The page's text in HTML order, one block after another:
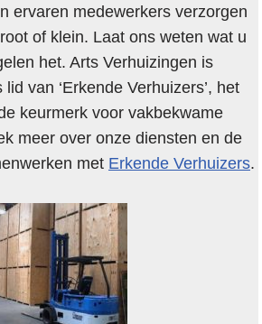
ervaren medewerkers verzorgen
of klein. Laat ons weten wat u
het. Arts Verhuizingen is
van ‘Erkende Verhuizers’, het
keurmerk voor vakbekwame
meer over onze diensten en de
met Erkende Verhuizers.